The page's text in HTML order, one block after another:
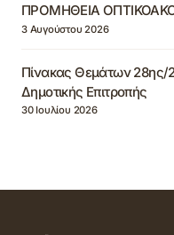
ΠΡΟΜΗΘΕΙΑ
3 Αυγούστου 2026
Πίνακας Θεμάτων
Δημοτικής Επιτροπής
30 Ιουλίου 2026